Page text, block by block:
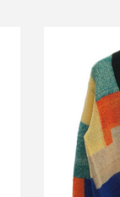
シュプリー
Cardigan パ